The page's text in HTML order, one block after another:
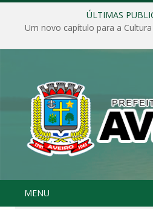
ÚLTIMAS
Um novo capítulo para a
MENU